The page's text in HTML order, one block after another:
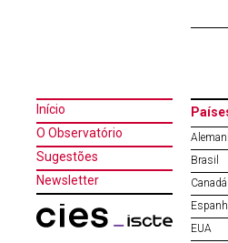
Início
O Observatório
Sugestões
Newsletter
Brasil
Canadá
EUA